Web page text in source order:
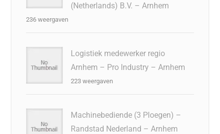
(Netherlands) B.V. – Arnhem
236 weergaven
Logistiek medewerker regio
Arnhem – Pro Industry – Arnhem
223 weergaven
Machinebediende (3 Ploegen) –
Randstad Nederland – Arnhem